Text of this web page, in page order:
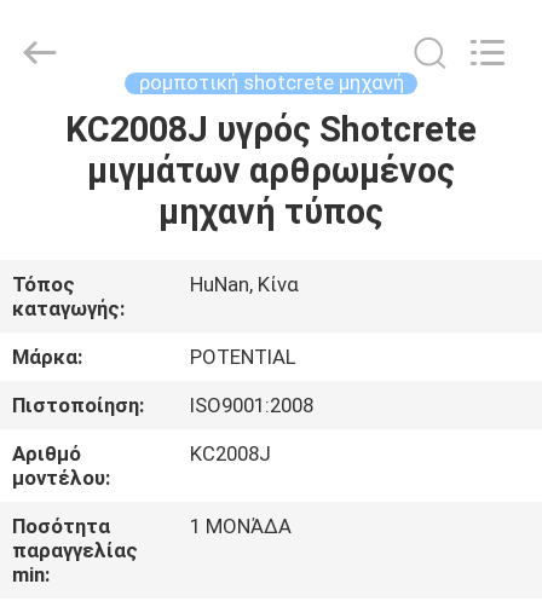
ΣΠΊΤΙ
ΠΡΟΪΌΝΤΑ
ΠΕΡΊΠΟΥ
ΕΜΕΊΣ
ΓΎΡΟΣ
ΕΡΓΟΣΤΑΣΊΩΝ
ΠΟΙΟΤΙΚΌΣ
ΈΛΕΓΧΟΣ
Copyright
roboticshotcretemachine.com.
ρομποτική shotcrete μηχανή
KC2008J υγρός Shotcrete
μιγμάτων αρθρωμένος
μηχανή τύπος
Τόπος
καταγωγής:
HuNan, Κίνα
Μάρκα:
POTENTIAL
Πιστοποίηση:
ISO9001:2008
Αριθμό
μοντέλου:
KC2008J
Ποσότητα
παραγγελίας
min:
1 ΜΟΝΆΔΑ